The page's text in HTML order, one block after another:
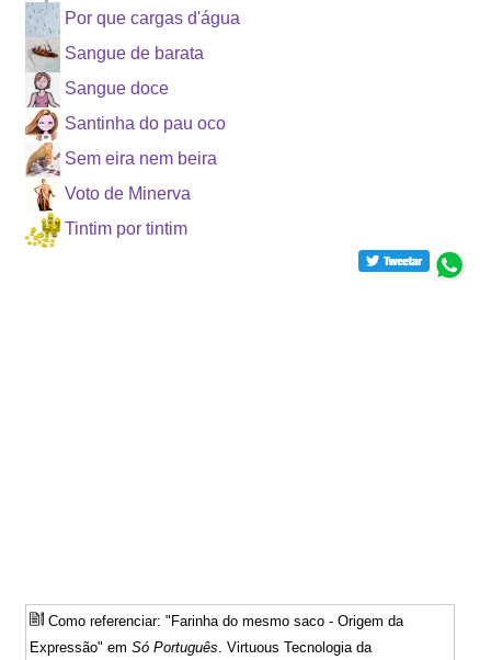
Por que cargas d'água
Sangue de barata
Sangue doce
Santinha do pau oco
Sem eira nem beira
Voto de Minerva
Tintim por tintim
Como referenciar: "Farinha do mesmo saco - Origem da
Expressão" emSó Português . Virtuous Tecnologia da